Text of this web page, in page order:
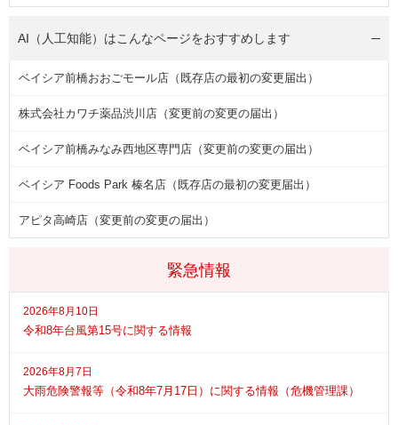
緊急情報
2026年8月10日
令和8年台風第15号に関する情報
2026年8月7日
大雨危険警報等（令和8年7月17日）に関する情報（危機管理課）
AI（人工知能）はこんなページをおすすめします
ベイシア前橋おおごモール店（既存店の最初の変更届出）
株式会社カワチ薬品渋川店（変更前の変更の届出）
ベイシア前橋みなみ西地区専門店（変更前の変更の届出）
ベイシア Foods Park 榛名店（既存店の最初の変更届出）
アピタ高崎店（変更前の変更の届出）